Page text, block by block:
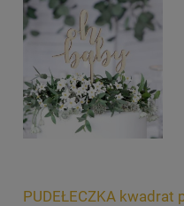
PUDEŁECZKA kwadrat